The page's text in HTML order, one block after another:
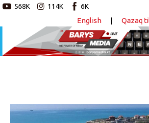
568K 114K 6K
English | Qazaq
Новостной портал
Новости